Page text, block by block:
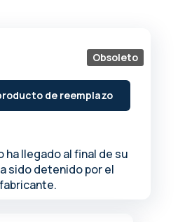
Obsoleto
de reemplazo
llegado al final de su
sido detenido por el
fabricante.